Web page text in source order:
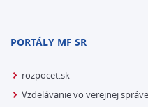
PORTÁLY MF SR
rozpocet.sk
Vzdelávanie vo verejnej správe